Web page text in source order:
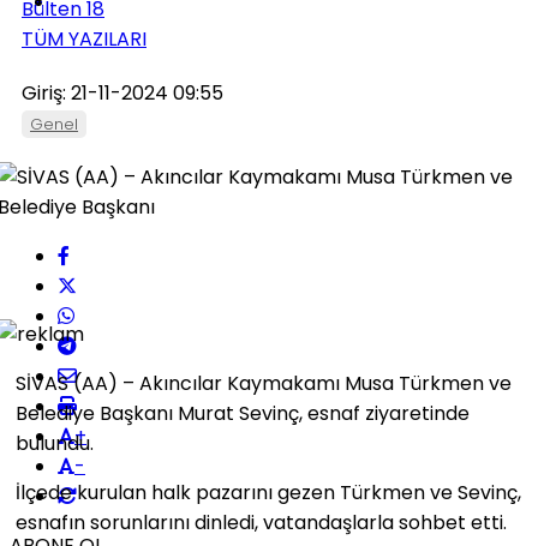
Bülten 18
TÜM YAZILARI
Giriş: 21-11-2024 09:55
Genel
+
-
SİVAS (AA) – Akıncılar Kaymakamı Musa Türkmen ve
Belediye Başkanı Murat Sevinç, esnaf ziyaretinde
bulundu.
İlçede kurulan halk pazarını gezen Türkmen ve Sevinç,
esnafın sorunlarını dinledi, vatandaşlarla sohbet etti.